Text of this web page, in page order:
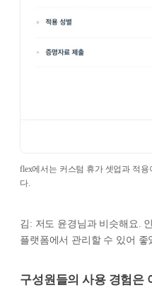
flex에서는 커스텀 휴가 셋업과 적
다.
김: 저도 윤경님과 비슷해요.
플랫폼에서 관리할 수 있어 좋
구성원들의 사용 경험은